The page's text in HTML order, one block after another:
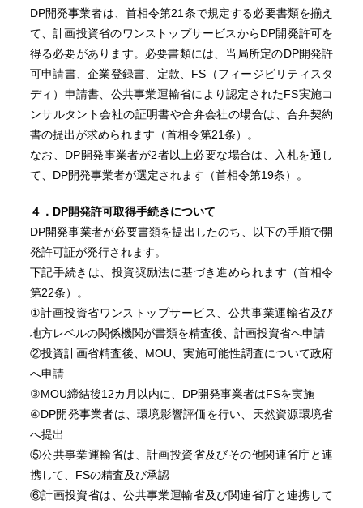
DP開発事業者は、首相令第21条で規定する必要書類を揃え
て、計画投資省のワンストップサービスからDP開発許可を
得る必要があります。必要書類には、当局所定のDP開発許
可申請書、企業登録書、定款、FS（フィージビリティスタ
ディ）申請書、公共事業運輸省により認定されたFS実施コ
ンサルタント会社の証明書や合弁会社の場合は、合弁契約
書の提出が求められます（首相令第21条）。
なお、DP開発事業者が2者以上必要な場合は、入札を通し
て、DP開発事業者が選定されます（首相令第19条）。
４．DP開発許可取得手続きについて
DP開発事業者が必要書類を提出したのち、以下の手順で開
発許可証が発行されます。
下記手続きは、投資奨励法に基づき進められます（首相令
第22条）。
①計画投資省ワンストップサービス、公共事業運輸省及び
地方レベルの関係機関が書類を精査後、計画投資省へ申請
②投資計画省精査後、MOU、実施可能性調査について政府
へ申請
③MOU締結後12カ月以内に、DP開発事業者はFSを実施
④DP開発事業者は、環境影響評価を行い、天然資源環境省
へ提出
⑤公共事業運輸省は、計画投資省及びその他関連省庁と連
携して、FSの精査及び承認
⑥計画投資省は、公共事業運輸省及び関連省庁と連携して